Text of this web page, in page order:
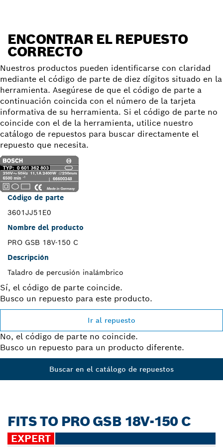
ENCONTRAR EL REPUESTO
CORRECTO
Nuestros productos pueden identificarse con claridad
mediante el código de parte de diez dígitos situado en la
herramienta. Asegúrese de que el código de parte a
continuación coincida con el número de la tarjeta
informativa de su herramienta. Si el código de parte no
coincide con el de la herramienta, utilice nuestro
catálogo de repuestos para buscar directamente el
repuesto que necesita.
Código de parte
3601JJ51E0
Nombre del producto
PRO GSB 18V-150 C
Descripción
Taladro de percusión inalámbrico
Sí, el código de parte coincide.
Busco un repuesto para este producto.
Ir al repuesto
No, el código de parte no coincide.
Busco un repuesto para un producto diferente.
Buscar en el catálogo de repuestos
FITS TO PRO GSB 18V-150 C
EXPERT